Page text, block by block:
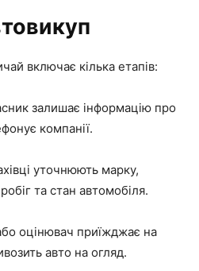
включає кілька етапів:
залишає інформацію про
компанії.
уточнюють марку,
та стан автомобіля.
оцінювач приїжджає на
авто на огляд.